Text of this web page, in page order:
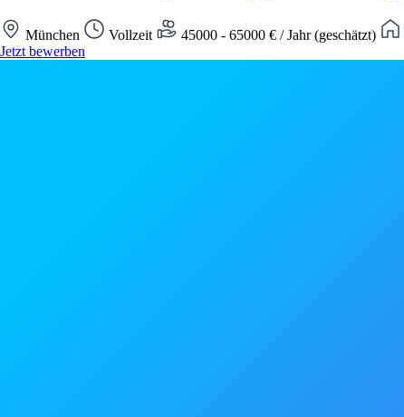
München Vollzeit 45000 - 65000 € / Jahr (geschätzt)
Jetzt bewerben